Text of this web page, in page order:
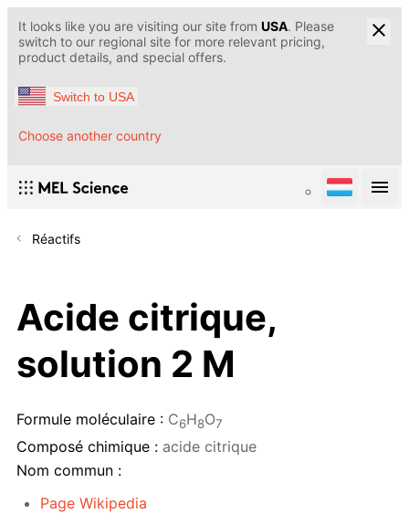
It looks like you are visiting our site from USA. Please
switch to our regional site for more relevant pricing,
product details, and special offers.
Switch to USA
Choose another country
Réactifs
Acide citrique,
solution 2 M
Formule moléculaire : C6H8O7
Composé chimique : acide citrique
Nom commun :
Page Wikipedia